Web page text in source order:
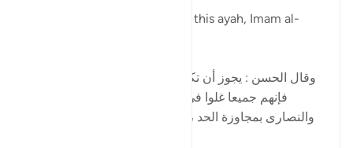
In part of his commentary on this ayah, Imam al-
فإنهم جميعا غلوا في أمر عيسى ، فاليهود بالتقصير ،
والنصارى بمجاوزة الحد ، وأصل الغلو : مجاوزة الحد ، وهو